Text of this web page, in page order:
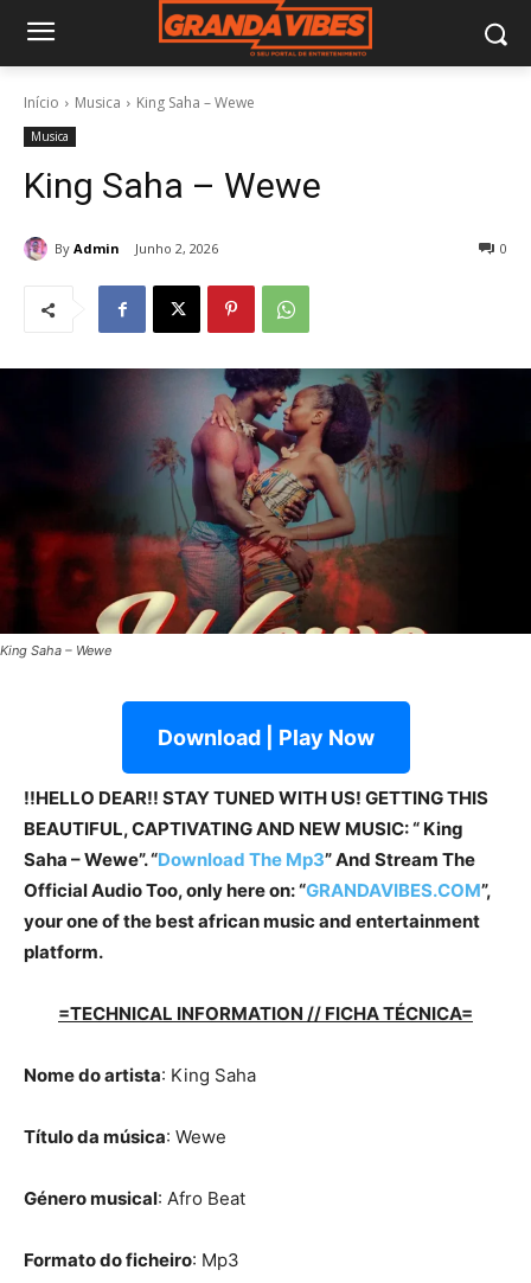
Início Musica King Saha – Wewe
Musica
King Saha – Wewe
By Admin Junho 2, 2026 0
King Saha – Wewe
Download | Play Now
!!HELLO DEAR!! STAY TUNED WITH US! GETTING THIS
BEAUTIFUL, CAPTIVATING AND NEW MUSIC: “ King
Saha – Wewe”. “Download The Mp3”And Stream The
Official Audio Too, only here on: “GRANDAVIBES.COM”,
your one of the best african music and entertainment
platform.
=TECHNICAL INFORMATION // FICHA TÉCNICA=
Nome do artista: King Saha
Título da música: Wewe
Género musical: Afro Beat
Formato do ficheiro: Mp3